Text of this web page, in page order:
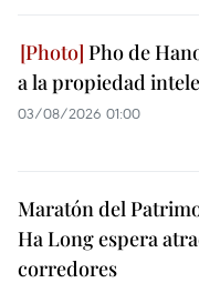
Pho de
a la propiedad
03/08/2026 01:00
Maratón del
Ha Long espera
corredores